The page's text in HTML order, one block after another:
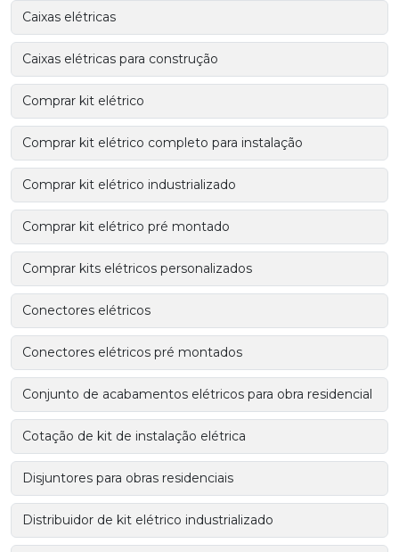
Caixas elétricas
Caixas elétricas para construção
Comprar kit elétrico
Comprar kit elétrico completo para instalação
Comprar kit elétrico industrializado
Comprar kit elétrico pré montado
Comprar kits elétricos personalizados
Conectores elétricos
Conectores elétricos pré montados
Conjunto de acabamentos elétricos para obra residencial
Cotação de kit de instalação elétrica
Disjuntores para obras residenciais
Distribuidor de kit elétrico industrializado